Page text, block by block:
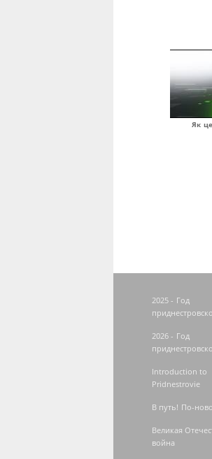
Як
2025 - Год
2026 - Год
Introduction to
Pridnestrovie
В путь! По-
Великая
война